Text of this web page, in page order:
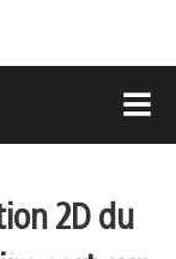
2D du